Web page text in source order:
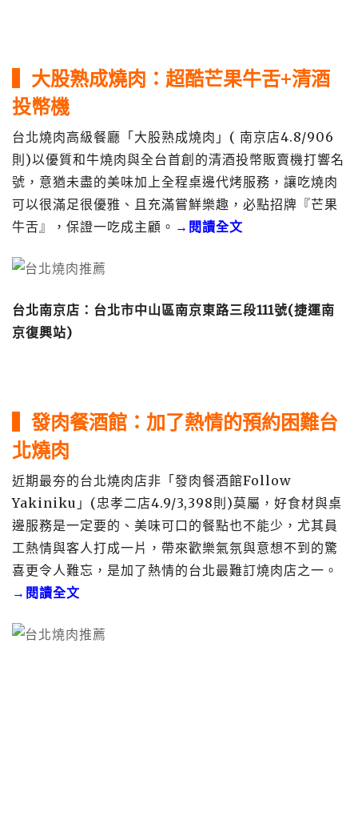
▍大股熟成燒肉：超酷芒果牛舌+清酒
投幣機
台北燒肉高級餐廳「大股熟成燒肉」( 南京店4.8/906
則)以優質和牛燒肉與全台首創的清酒投幣販賣機打響名
號，意猶未盡的美味加上全程桌邊代烤服務，讓吃燒肉
可以很滿足很優雅、且充滿嘗鮮樂趣，必點招牌『芒果
牛舌』，保證一吃成主顧。 →閱讀全文
台北南京店 ：台北市中山區南京東路三段111號(捷運南
京復興站)
▍發肉餐酒館：加了熱情的預約困難台
北燒肉
近期最夯的台北燒肉店非「發肉餐酒館Follow
Yakiniku」(忠孝二店4.9/3,398則)莫屬，好食材與桌
邊服務是一定要的、美味可口的餐點也不能少，尤其員
工熱情與客人打成一片，帶來歡樂氣氛與意想不到的驚
喜更令人難忘，是加了熱情的台北最難訂燒肉店之一。
→閱讀全文